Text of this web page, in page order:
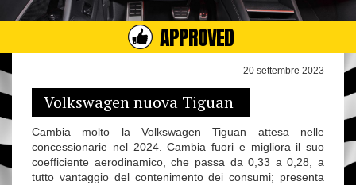
APPROVED
20 settembre 2023
Volkswagen nuova Tiguan
Cambia molto la Volkswagen Tiguan attesa nelle
concessionarie nel 2024. Cambia fuori e migliora il suo
coefficiente aerodinamico, che passa da 0,33 a 0,28, a
tutto vantaggio del contenimento dei consumi; presenta